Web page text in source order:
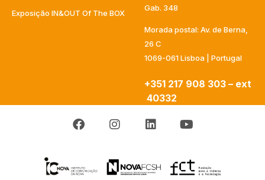
Exposição IN&OUT Of The BOX
Gab. 348
Morada postal: Av. de Berna,
26 C
1069-061 Lisboa | Portugal
+351 217 908 303 – ext
40332